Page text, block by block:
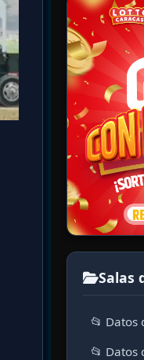
Salas
📂 Datos
📂 Datos